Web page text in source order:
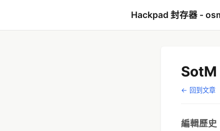
Hackpad 封存器 -
SotM
← 回到文章
編輯歷史